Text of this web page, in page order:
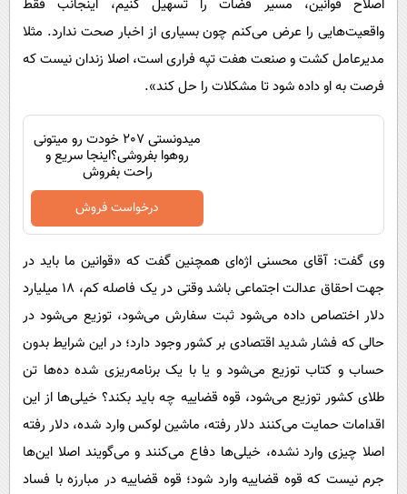
اصلاح قوانین، مسیر قضات را تسهیل کنیم، اینجانب فقط
واقعیت‌هایی را عرض می‌کنم چون بسیاری از اخبار صحت ندارد. مثلا
مدیرعامل کشت و صنعت هفت تپه فراری است، اصلا زندان نیست که
فرصت به او داده شود تا مشکلات را حل کند».
میدونستی 207 خودت رو میتونی
روهوا بفروشی؟اینجا سریع و
راحت بفروش
درخواست فروش
وی گفت: آقای محسنی اژه‌ای همچنین گفت که «قوانین ما باید در
جهت احقاق عدالت اجتماعی باشد وقتی در یک فاصله کم، 18 میلیارد
دلار اختصاص داده می‌شود ثبت سفارش می‌شود، توزیع می‌شود در
حالی که فشار شدید اقتصادی بر کشور وجود دارد؛ در این شرایط بدون
حساب و کتاب توزیع می‌شود و یا با یک برنامه‌ریزی شده ده‌ها تن
طلای کشور توزیع می‌شود، قوه قضاییه چه باید بکند؟ خیلی‌ها از این
اقدامات حمایت می‌کنند دلار رفته، ماشین لوکس وارد شده، دلار رفته
اصلا چیزی وارد نشده، خیلی‌ها دفاع می‌کنند و می‌گویند اصلا این‌ها
جرم نیست که قوه قضاییه وارد شود؛ قوه قضاییه در مبارزه با فساد